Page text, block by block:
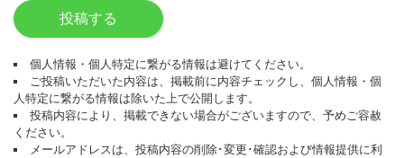
投稿する
個人情報・個人特定に繋がる情報は避けてください。
ご投稿いただいた内容は、掲載前に内容チェックし、個人情報・個
人特定に繋がる情報は除いた上で公開します。
投稿内容により、掲載できない場合がございますので、予めご容赦
ください。
メールアドレスは、投稿内容の削除･変更･確認および情報提供に利